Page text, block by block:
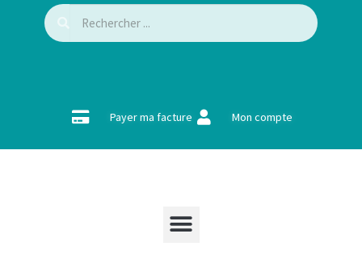
Payer ma facture Mon compte